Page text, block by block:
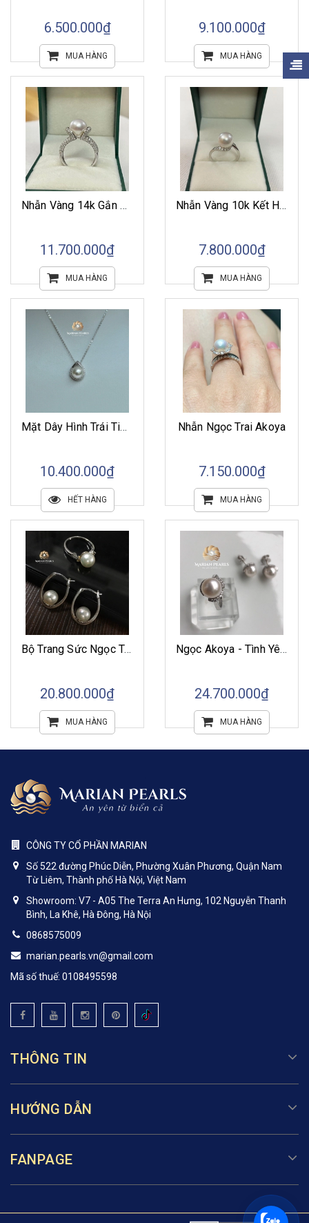
6.500.000₫
MUA HÀNG
9.100.000₫
MUA HÀNG
Nhẫn Vàng 14k Gắn Ngọc Trai Akoya Trắng
11.700.000₫
MUA HÀNG
Nhẫn Vàng 10k Kết Hợp Ngọc Trai Akoya Trắng
7.800.000₫
MUA HÀNG
Mặt Dây Hình Trái Tim Kết Hợp Các Loại Ngọc Trai
10.400.000₫
HẾT HÀNG
Nhẫn Ngọc Trai Akoya
7.150.000₫
MUA HÀNG
Bộ Trang Sức Ngọc Trai Akoya - Elip
20.800.000₫
MUA HÀNG
Ngọc Akoya - Tình Yêu Bất Diệt
24.700.000₫
MUA HÀNG
CÔNG TY CỔ PHẦN MARIAN
Số 522 đường Phúc Diễn, Phường Xuân Phương, Quận Nam
Từ Liêm, Thành phố Hà Nội, Việt Nam
Showroom: V7 - A05 The Terra An Hưng, 102 Nguyễn Thanh
Bình, La Khê, Hà Đông, Hà Nội
0868575009
marian.pearls.vn@gmail.com
Mã số thuế: 0108495598
THÔNG TIN
HƯỚNG DẪN
FANPAGE